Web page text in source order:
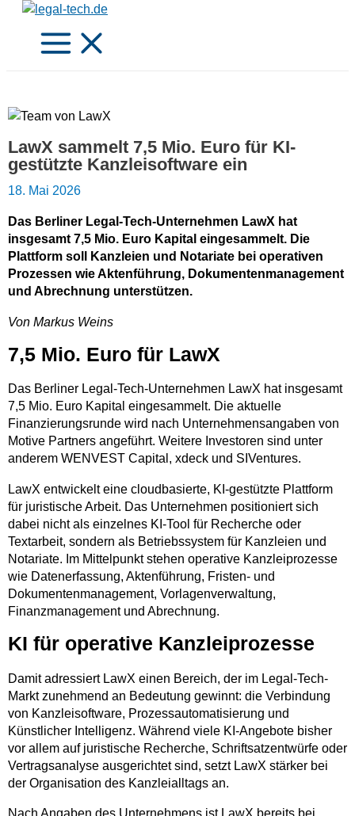
Zum
springen
LawX sammelt 7,5 Mio. Euro für KI-
gestützte Kanzleisoftware ein
18. Mai 2026
Das Berliner Legal-Tech-Unternehmen LawX hat
insgesamt 7,5 Mio. Euro Kapital eingesammelt. Die
Plattform soll Kanzleien und Notariate bei operativen
Prozessen wie Aktenführung, Dokumentenmanagement
und Abrechnung unterstützen.
Von Markus Weins
7,5 Mio. Euro für LawX
Das Berliner Legal-Tech-Unternehmen LawX hat insgesamt
7,5 Mio. Euro Kapital eingesammelt. Die aktuelle
Finanzierungsrunde wird nach Unternehmensangaben von
Motive Partners angeführt. Weitere Investoren sind unter
anderem WENVEST Capital, xdeck und SIVentures.
LawX entwickelt eine cloudbasierte, KI-gestützte Plattform
für juristische Arbeit. Das Unternehmen positioniert sich
dabei nicht als einzelnes KI-Tool für Recherche oder
Textarbeit, sondern als Betriebssystem für Kanzleien und
Notariate. Im Mittelpunkt stehen operative Kanzleiprozesse
wie Datenerfassung, Aktenführung, Fristen- und
Dokumentenmanagement, Vorlagenverwaltung,
Finanzmanagement und Abrechnung.
KI für operative Kanzleiprozesse
Damit adressiert LawX einen Bereich, der im Legal-Tech-
Markt zunehmend an Bedeutung gewinnt: die Verbindung
von Kanzleisoftware, Prozessautomatisierung und
Künstlicher Intelligenz. Während viele KI-Angebote bisher
vor allem auf juristische Recherche, Schriftsatzentwürfe oder
Vertragsanalyse ausgerichtet sind, setzt LawX stärker bei
der Organisation des Kanzleialltags an.
Nach Angaben des Unternehmens ist LawX bereits bei